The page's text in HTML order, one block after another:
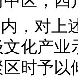
，对
化产
时予